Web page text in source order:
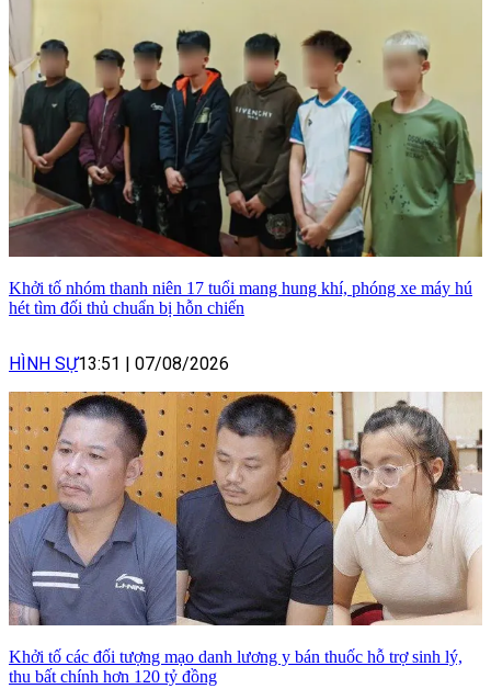
Khởi tố nhóm thanh niên 17 tuổi mang hung khí, phóng xe máy hú
hét tìm đối thủ chuẩn bị hỗn chiến
HÌNH SỰ13:51 07/08/2026
Khởi tố các đối tượng mạo danh lương y bán thuốc hỗ trợ sinh lý,
thu bất chính hơn 120 tỷ đồng